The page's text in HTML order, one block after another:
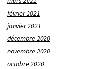
février 2021
janvier 2021
décembre 2020
novembre 2020
octobre 2020